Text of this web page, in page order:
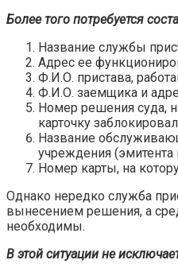
Более того потребуется
Название службы
Адрес ее
Ф.И.О. пристава,
Ф.И.О. заемщика и
Номер решения суда,
карточку
Название
учреждения (эмитента
Номер карты, на
Однако нередко служба
вынесением решения, а
необходимы.
В этой ситуации не